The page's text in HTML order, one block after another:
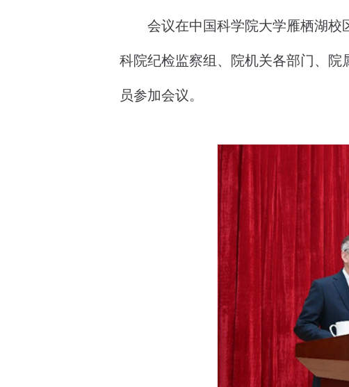
会议在中国科学院大学雁栖湖校
科院纪检监察组、院机关各部门、
员参加会议。